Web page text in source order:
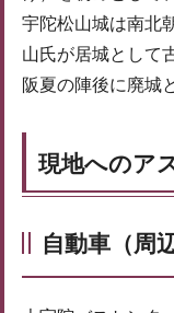
宇陀松山城は南北
山氏が居城として
阪夏の陣後に廃城
現地へのア
自動車（周